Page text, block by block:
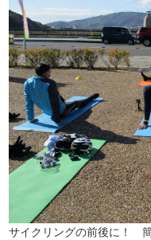
サイクリングの前後に！